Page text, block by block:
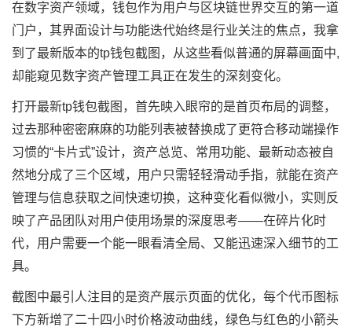
在数字资产领域，钱包作为用户与区块链世界交互的第一道
门户，其界面设计与功能迭代始终是行业关注的焦点，我拿
到了最新版本的tp钱包截图，从这些看似普通的屏幕画面中,
却能窥见数字资产管理工具正在发生的深刻变化。
打开最新tp钱包截图，首先映入眼帘的是首页布局的调整，
过去那种密密麻麻的功能列表被替换成了更符合移动端操作
习惯的“卡片式”设计，资产总览、常用功能、最新动态被自
然地分成了三个区域，用户只需轻轻滑动手指，就能在资产
管理与信息获取之间快速切换，这种变化看似微小，实则反
映了产品团队对用户使用场景的深度思考——在碎片化时
代，用户需要一个能一眼看清全局、又能迅速深入细节的工
具。
截图中最引人注目的是资产展示页面的优化，每个代币图标
下方新增了二十四小时价格波动曲线，绿色与红色的小箭头